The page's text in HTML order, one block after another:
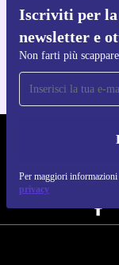
lasciati
sostenibile e su
Iscriviti per
newsletter e
Non farti più
Per maggiori
privacy